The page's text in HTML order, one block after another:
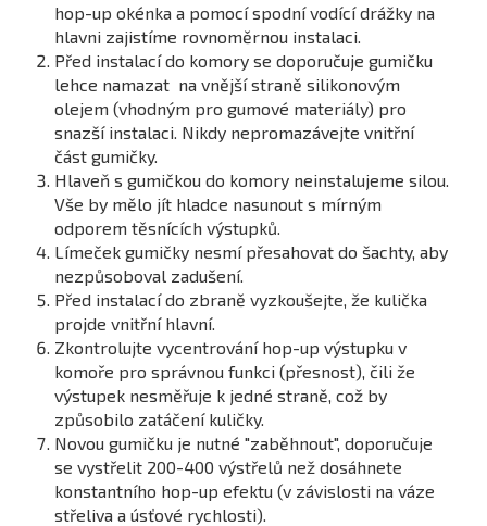
hop-up okénka a pomocí spodní vodící drážky na
hlavni zajistíme rovnoměrnou instalaci.
Před instalací do komory se doporučuje gumičku
lehce namazat na vnější straně silikonovým
olejem (vhodným pro gumové materiály) pro
snazší instalaci. Nikdy nepromazávejte vnitřní
část gumičky.
Hlaveň s gumičkou do komory neinstalujeme silou.
Vše by mělo jít hladce nasunout s mírným
odporem těsnících výstupků.
Límeček gumičky nesmí přesahovat do šachty, aby
nezpůsoboval zadušení.
Před instalací do zbraně vyzkoušejte, že kulička
projde vnitřní hlavní.
Zkontrolujte vycentrování hop-up výstupku v
komoře pro správnou funkci (přesnost), čili že
výstupek nesměřuje k jedné straně, což by
způsobilo zatáčení kuličky.
Novou gumičku je nutné "zaběhnout", doporučuje
se vystřelit 200-400 výstřelů než dosáhnete
konstantního hop-up efektu (v závislosti na váze
střeliva a úsťové rychlosti).